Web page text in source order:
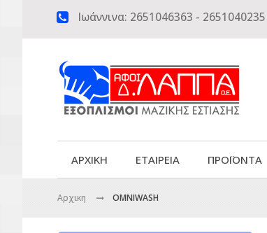
 Ιωάννινα: 2651046363 - 2651040235
ΑΡΧΙΚΗ ΕΤΑΙΡΕΙΑ ΠΡΟΪΟΝΤΑ
Αρχικη OMNIWASH